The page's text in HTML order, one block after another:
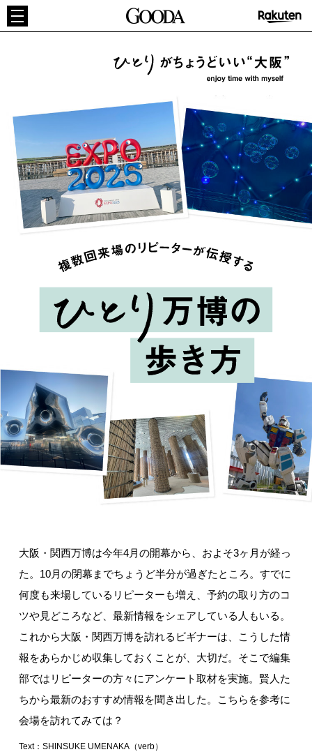
大阪・関西万博は今年4月の開幕から、およそ3ヶ月が経っ
た。10月の閉幕までちょうど半分が過ぎたところ。すでに
何度も来場しているリピーターも増え、予約の取り方のコ
ツや見どころなど、最新情報をシェアしている人もいる。
これから大阪・関西万博を訪れるビギナーは、こうした情
報をあらかじめ収集しておくことが、大切だ。そこで編集
部ではリピーターの方々にアンケート取材を実施。賢人た
ちから最新のおすすめ情報を聞き出した。こちらを参考に
会場を訪れてみては？
Text：SHINSUKE UMENAKA（verb）